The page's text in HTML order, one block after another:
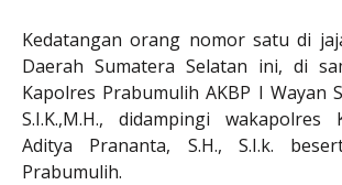
Kedatangan orang nomor satu di
Daerah Sumatera Selatan ini, di
Kapolres Prabumulih AKBP I Wayan
S.I.K.,M.H., didampingi wakapolres
Aditya Prananta, S.H., S.I.k.
Prabumulih.